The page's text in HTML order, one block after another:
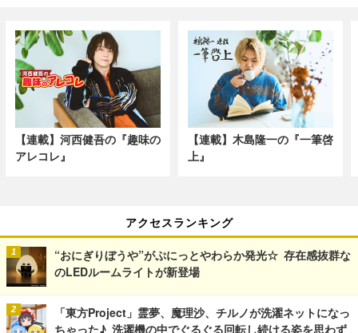
【連載】河西健吾の『趣味の
アレコレ』
【連載】木島隆一の『一筆啓
上』
アクセスランキング
“おにぎりぼうや”がぷにっとやわらか発光☆ 存在感抜群な
のLEDルームライトが新登場
「東方Project」霊夢、魔理沙、チルノが洗濯ネットになっ
ちゃった♪ 洗濯機の中でぐるぐる回転し続ける姿を思わず